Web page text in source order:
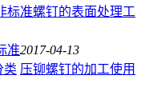
标准螺钉的表面处理工
准2017-04-13
压铆螺钉的加工使用